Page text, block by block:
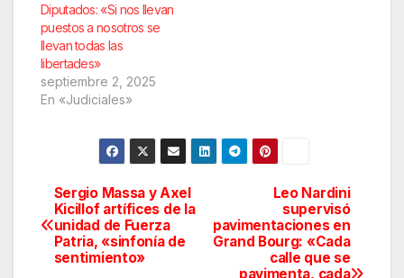
Diputados: «Si nos llevan
puestos a nosotros se
llevan todas las
libertades»
septiembre 2, 2025
En «Judiciales»
Navegación
de
Leo Nardini
supervisó
pavimentaciones en
Grand Bourg: «Cada
calle que se
pavimenta, cada
Sergio Massa y Axel
Kicillof artífices de la
unidad de Fuerza
Patria, «sinfonía de
sentimiento»